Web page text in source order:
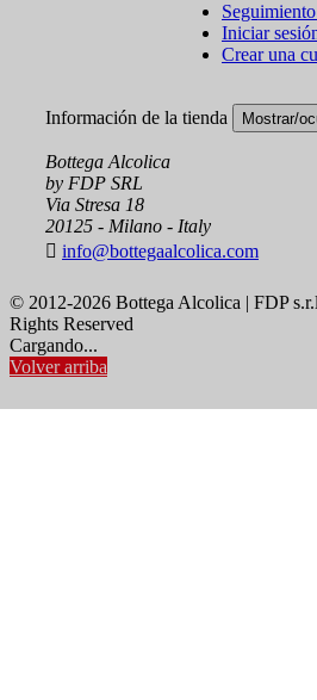
Iniciar
Crear una
Información de la tienda Mostrar/
Bottega Alcolica
by FDP SRL
Via Stresa 18
20125 - Milano - Italy
 info@bottegaalcolica.com
© 2012-2026 Bottega Alcolica | FDP
Rights Reserved
Cargando...
Volver arriba